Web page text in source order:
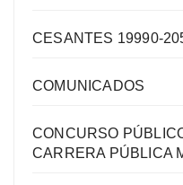
CESANTES 19990-
COMUNICADOS
CONCURSO
CARRERA PÚBLICA